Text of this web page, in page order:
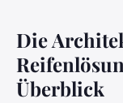
Die
Überblick